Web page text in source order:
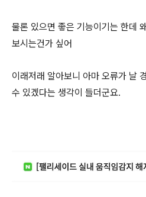
물론 있으면 좋은 기능이기는 한데
보시는건가 싶어
이래저래 알아보니 아마 오류가 날
수 있겠다는 생각이 들더군요.